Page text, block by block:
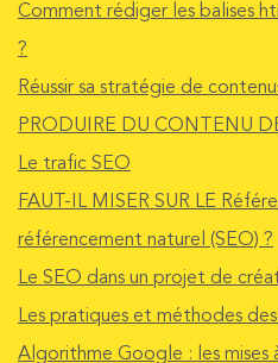
Comment rédiger les balises
?
Réussir sa stratégie de
PRODUIRE DU CONTENU
Le trafic SEO
FAUT-IL MISER SUR LE
référencement naturel (SEO) ?
Le SEO dans un projet de
Les pratiques et méthodes
Algorithme Google : les mises